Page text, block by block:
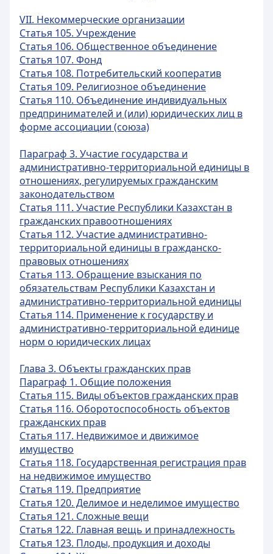
VII. Некоммерческие организации
Статья 105. Учреждение
Статья 106. Общественное объединение
Статья 107. Фонд
Статья 108. Потребительский кооператив
Статья 109. Религиозное объединение
Статья 110. Объединение индивидуальных
предпринимателей и (или) юридических лиц в
форме ассоциации (союза)
Параграф 3. Участие государства и
административно-территориальной единицы в
отношениях, регулируемых гражданским
законодательством
Статья 111. Участие Республики Казахстан в
гражданских правоотношениях
Статья 112. Участие административно-
территориальной единицы в гражданско-
правовых отношениях
Статья 113. Обращение взыскания по
обязательствам Республики Казахстан и
административно-территориальной единицы
Статья 114. Применение к государству и
административно-территориальной единице
норм о юридических лицах
Глава 3. Объекты гражданских прав
Параграф 1. Общие положения
Статья 115. Виды объектов гражданских прав
Статья 116. Оборотоспособность объектов
гражданских прав
Статья 117. Недвижимое и движимое
имущество
Статья 118. Государственная регистрация прав
на недвижимое имущество
Статья 119. Предприятие
Статья 120. Делимое и неделимое имущество
Статья 121. Сложные вещи
Статья 122. Главная вещь и принадлежность
Статья 123. Плоды, продукция и доходы